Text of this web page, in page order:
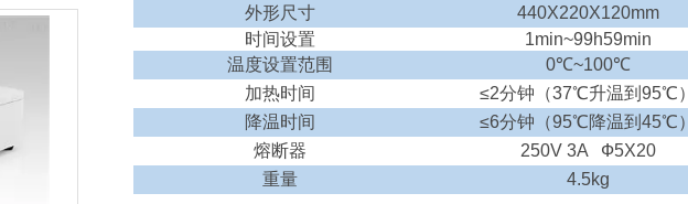
外形尺寸
440X220X120mm
时间设置
1min~99h59min
温度设置范围
0℃~100℃
加热时间
≤2分钟（37℃升温到 95℃）
降温时间
≤6分钟（95℃降温到 45℃）
熔断器
250V 3A Ф5X20
重量
4.5kg